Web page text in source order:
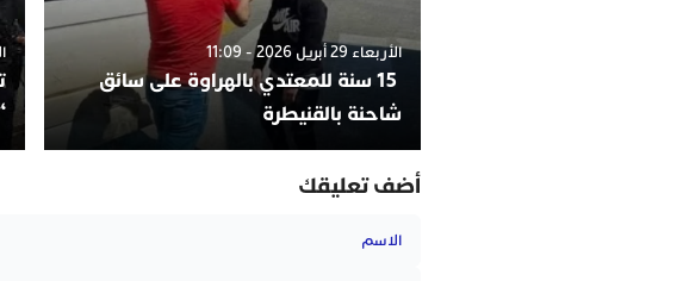
الأربعاء 29 أبريل 2026 - 11:09
15 سنة للمعتدي بالهراوة على سائق
شاحنة بالقنيطرة
أضف تعليقك